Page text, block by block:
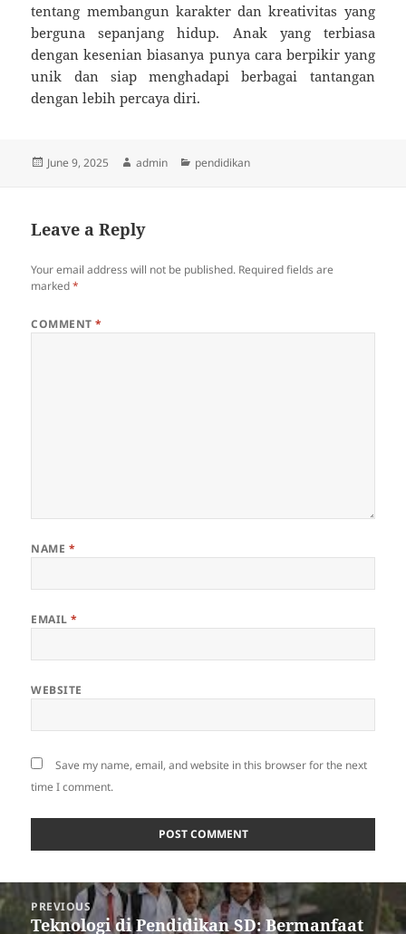
tentang membangun karakter dan kreativitas yang
berguna sepanjang hidup. Anak yang terbiasa
dengan kesenian biasanya punya cara berpikir yang
unik dan siap menghadapi berbagai tantangan
dengan lebih percaya diri.
Posted
June 9, 2025 Author
admin Categories
pendidikan
Leave a Reply
Your email address will not be published. Required fields are
marked*
COMMENT*
NAME *
EMAIL*
WEBSITE
Save my name, email, and website in this browser for the next
time I comment.
Post
navigation
PREVIOUS
Previous
Teknologi di Pendidikan SD: Bermanfaat